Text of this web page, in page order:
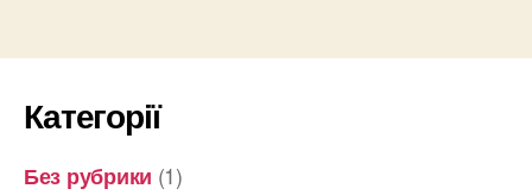
Категорії
Без рубрики (1)